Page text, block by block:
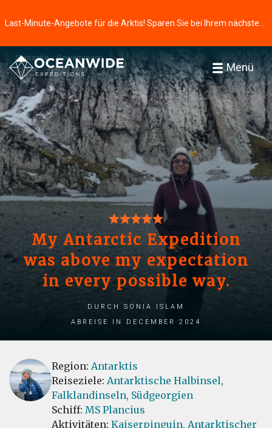
Menü
Startseite Bewertungen
My Antarctic Expedition
was above my expectation
in every possible way.
durch Sonia Islam
Abreise in December 2024
Region: Antarktis
Reiseziele: Antarktische Halbinsel,
Falklandinseln, Südgeorgien
Schiff: MS Plancius
Aktivitäten: Kaiserpinguin, Antarktischer